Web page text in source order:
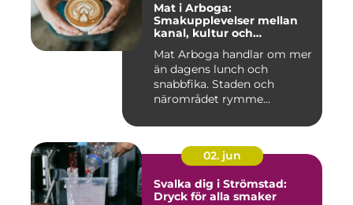
Mat i Arboga:
Smakupplevelser mellan
kanal, kultur och
Mat Arboga handlar om mer
än dagens lunch och
snabbfika. Staden och
närområdet rymme...
02. jun
Svalka dig i Strömstad:
Dryck för alla smaker